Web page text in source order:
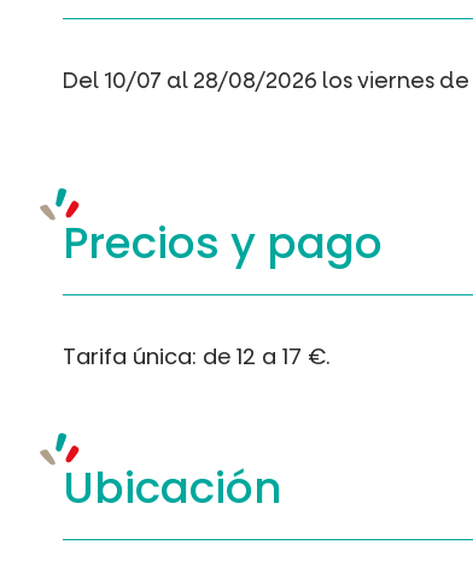
Del 10/07 al 28/08/2026 los viernes de
Precios y pago
Tarifa única: de 12 a 17 €.
Ubicación